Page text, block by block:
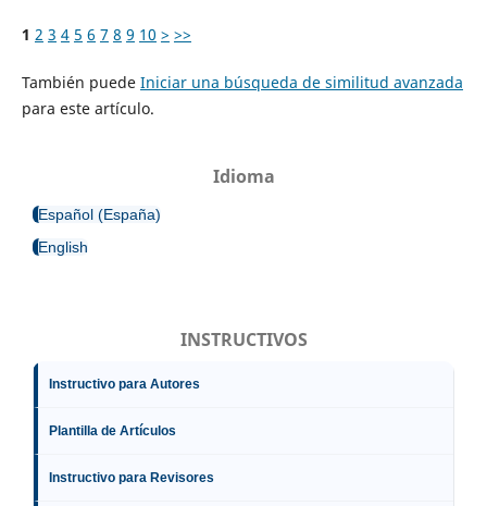
1 2 3 4 5 6 7 8 9 10 > >>
También puede Iniciar una búsqueda de similitud avanzada
para este artículo.
Idioma
Español (España)
English
INSTRUCTIVOS
Instructivo para Autores
Plantilla de Artículos
Instructivo para Revisores